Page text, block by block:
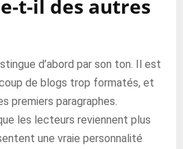
t-il des autres
d’abord par son ton. Il est
de blogs trop formatés, et
premiers paragraphes.
les lecteurs reviennent plus
une vraie personnalité